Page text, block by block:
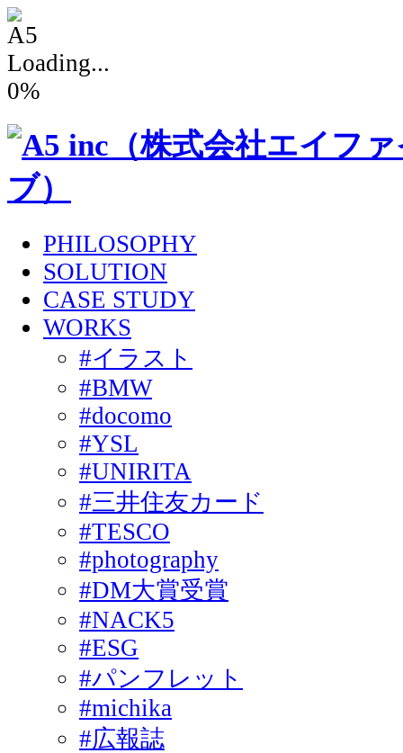
Loading...
0%
PHILOSOPHY
SOLUTION
CASE STUDY
WORKS
#イラスト
#BMW
#docomo
#YSL
#UNIRITA
#三井住友カード
#TESCO
#photography
#DM大賞受賞
#NACK5
#ESG
#パンフレット
#michika
#広報誌